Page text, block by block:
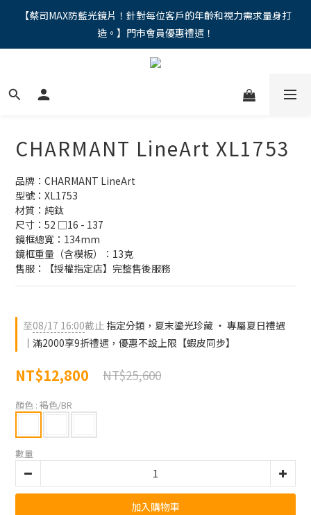
"馬年新章續寫，視界品味進階，限時禮遇 9 折無上限，12期分期
免手續費。。
【蔡司MAX防藍光鏡片！針對每位客戶的年齡和視力需求量身打
造。】門市會員優惠禮遇！
"馬年新章續寫，視界品味進階，限時禮遇 9 折無上限，12期分期
CHARMANT LineArt XL1753
品牌：CHARMANT LineArt
型號：XL1753
材質：純鈦
尺寸：52 □16 - 137
鏡框總寬：134mm
鏡框重量（含模板）：13克
售服：【授權指定店】完整售後服務
至08/17 16:00截止 指定分類，夏末鎏光珍藏 ‧ 專屬夏日禮遇
｜滿2000享9折禮遇，優惠不設上限【蝦皮同步】
NT$12,800 NT$25,600
顏色 : 褐色/BR
數量
加入購物車